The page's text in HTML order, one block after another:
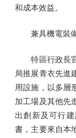
和成本效益。
兼具機電裝備
特區行政長官
局推展青衣先進
用設施，以多層
加工場及其他先
出創新及可行
書，主要來自本